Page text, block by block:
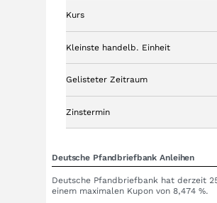
Kurs
Kleinste handelb. Einheit
Gelisteter Zeitraum
Zinstermin
Deutsche Pfandbriefbank Anleihen
Deutsche Pfandbriefbank hat derzeit
einem maximalen Kupon von 8,474 %.